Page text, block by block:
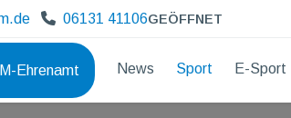
06131 41106GEÖFFNET
Ehrenamt News Sport E-Sport